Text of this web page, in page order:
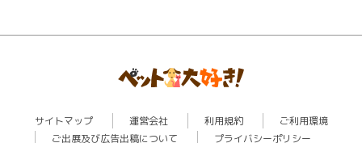
サイトマップ 運営会社 利用規約
ご利用環境
ご出展及び広告出稿について
プライバシーポリシー